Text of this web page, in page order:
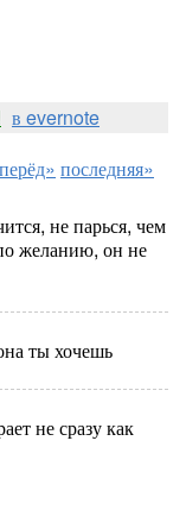
в evernote
последняя»
не парься, чем
желанию, он не
ты хочешь
не сразу как